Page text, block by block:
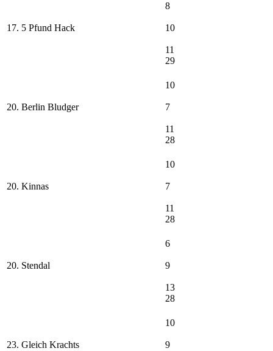
17. 5 Pfund Hack
8
10
11
29
20. Berlin Bludger
10
7
11
28
20. Kinnas
10
7
11
28
20. Stendal
6
9
13
28
23. Gleich Krachts
10
9